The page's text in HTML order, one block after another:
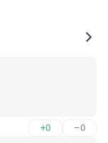
+0 –0